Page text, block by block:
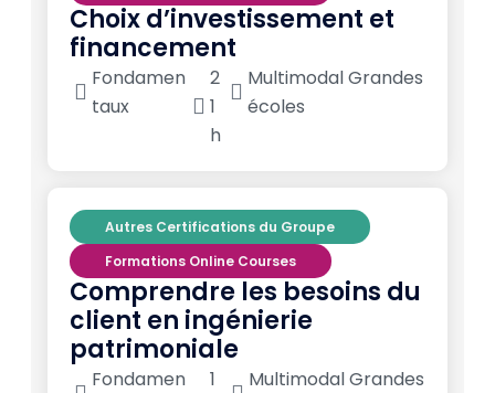
Choix d’investissement et
financement
Fondamen
taux
2
1
h
Multimodal Grandes
écoles
Autres Certifications du Groupe
Formations Online Courses
Comprendre les besoins du
client en ingénierie
patrimoniale
Fondamen
1
Multimodal Grandes